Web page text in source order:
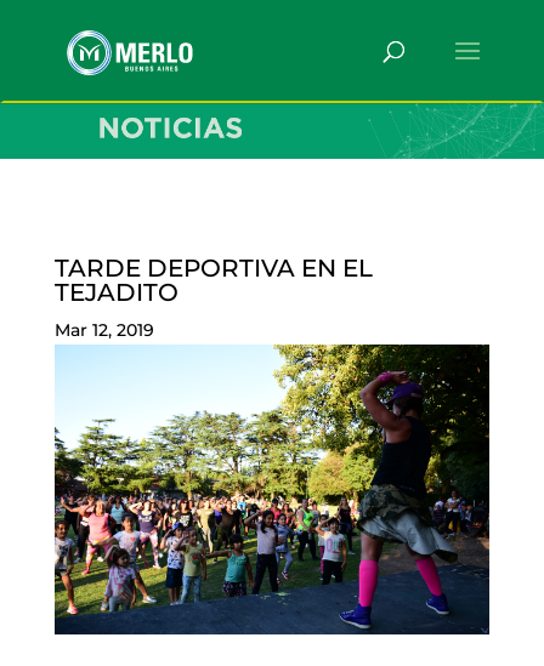
TARDE DEPORTIVA EN EL
TEJADITO
Mar 12, 2019